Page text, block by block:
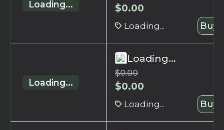
Loading... $0.00
Loading... Buy
Loading...
Loading...
$0.00
$0.00
Loading... Buy